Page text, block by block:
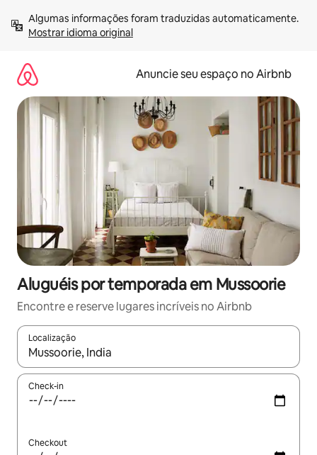
para
Mostrar idioma original
Anuncie seu espaço no Airbnb
Aluguéis por temporada em Mussoorie
Encontre e reserve lugares incríveis no Airbnb
Localização
Quando os resultados estiverem disponíveis, explore-os
Check-in
Checkout